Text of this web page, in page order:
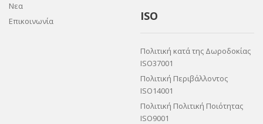
Νεα
Επικοινωνία
ISO
Πολιτική κατά της Δωροδοκίας
ISO37001
Πολιτική Περιβάλλοντος
ISO14001
Πολιτική Πολιτική Ποιότητας
ISO9001